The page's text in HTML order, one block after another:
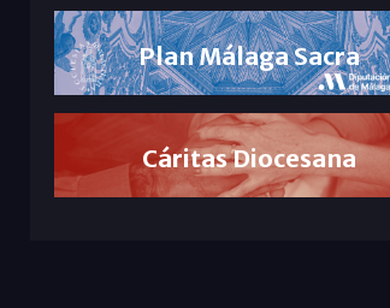
Plan Málaga Sacra
Cáritas Diocesana